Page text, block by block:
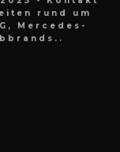
rund um
Mercedes-